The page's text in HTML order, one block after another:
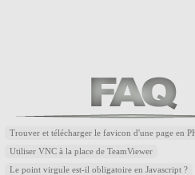
Trouver et télécharger le favicon d'une page en
Utiliser VNC à la place de TeamViewer
Le point virgule est-il obligatoire en Javascript ?